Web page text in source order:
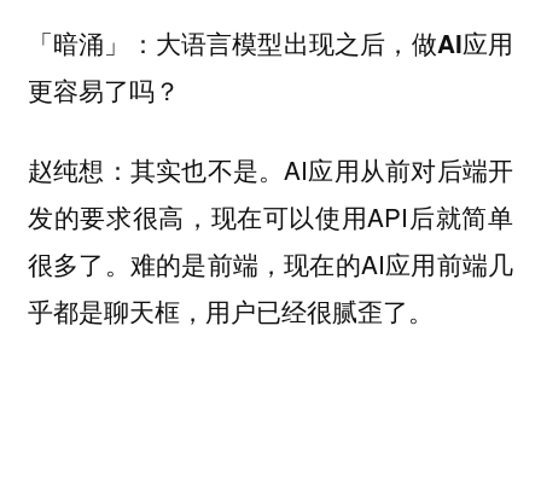
「暗涌」：大语言模型出现之后，做AI应用
更容易了吗？
赵纯想： 其实也不是。AI应用从前对后端开
发的要求很高，现在可以使用API后就简单
很多了。难的是前端，现在的AI应用前端几
乎都是聊天框，用户已经很腻歪了。